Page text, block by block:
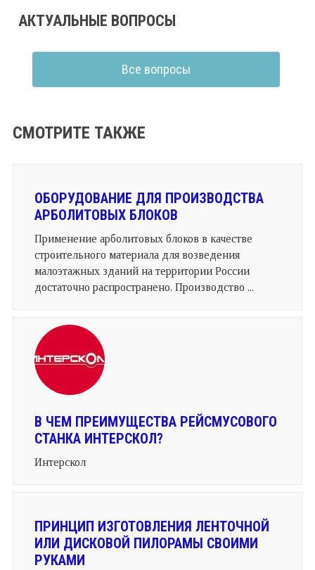
АКТУАЛЬНЫЕ ВОПРОСЫ
Все вопросы
СМОТРИТЕ ТАКЖЕ
ОБОРУДОВАНИЕ ДЛЯ ПРОИЗВОДСТВА
АРБОЛИТОВЫХ БЛОКОВ
Применение арболитовых блоков в качестве
строительного материала для возведения
малоэтажных зданий на территории России
достаточно распространено. Производство ...
В ЧЕМ ПРЕИМУЩЕСТВА РЕЙСМУСОВОГО
СТАНКА ИНТЕРСКОЛ?
Интерскол
ПРИНЦИП ИЗГОТОВЛЕНИЯ ЛЕНТОЧНОЙ
ИЛИ ДИСКОВОЙ ПИЛОРАМЫ СВОИМИ
РУКАМИ